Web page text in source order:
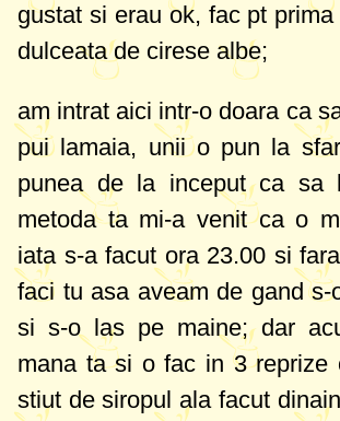
gustat si erau ok, fac pt
dulceata de cirese albe;
am intrat aici intr-o doara ca
pui lamaia, unii o pun la
punea de la inceput ca sa
metoda ta mi-a venit ca o
iata s-a facut ora 23.00 si
faci tu asa aveam de gand s-
si s-o las pe maine; dar
mana ta si o fac in 3 reprize
stiut de siropul ala facut